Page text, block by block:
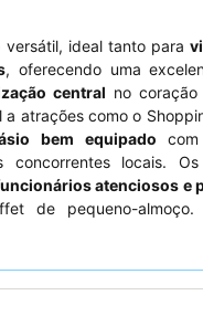
ideal tanto para
, oferecendo uma
central no
atrações como o
bem equipado com
concorrentes locais.
atenciosos e
de pequeno-almoço.
rua para minimizar